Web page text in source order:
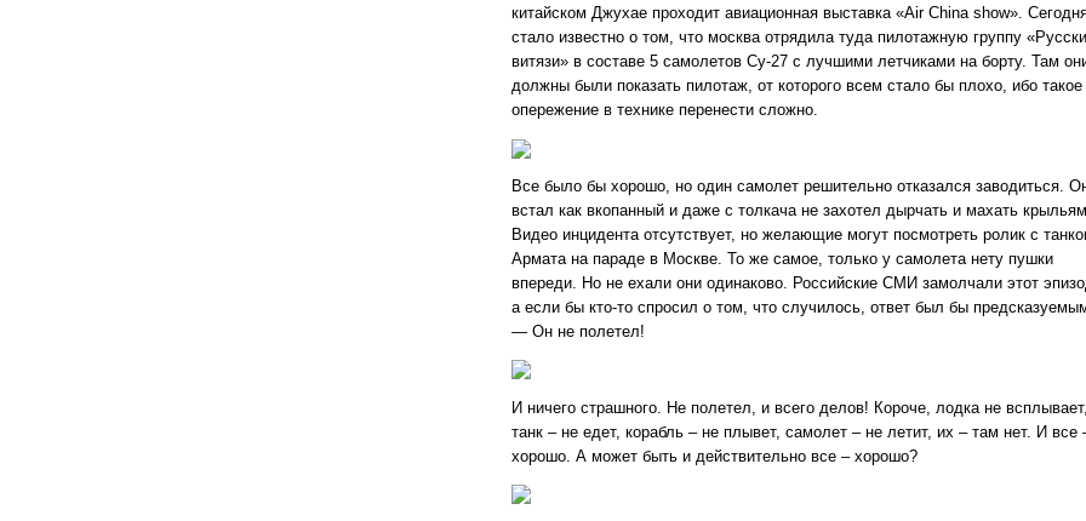
китайском Джухае проходит авиационная выставка «Air China show».
стало известно о том, что москва отрядила туда пилотажную группу
витязи» в составе 5 самолетов Су-27 с лучшими летчиками на борту. Там
должны были показать пилотаж, от которого всем стало бы плохо, ибо такое
опережение в технике перенести сложно.
Все было бы хорошо, но один самолет решительно отказался заводиться.
встал как вкопанный и даже с толкача не захотел дырчать и махать
Видео инцидента отсутствует, но желающие могут посмотреть ролик с
Армата на параде в Москве. То же самое, только у самолета нету пушки
впереди. Но не ехали они одинаково. Российские СМИ замолчали этот
а если бы кто-то спросил о том, что случилось, ответ был бы
— Он не полетел!
И ничего страшного. Не полетел, и всего делов! Короче, лодка не всплывает,
танк – не едет, корабль – не плывет, самолет – не летит, их – там нет. И все
хорошо. А может быть и действительно все – хорошо?